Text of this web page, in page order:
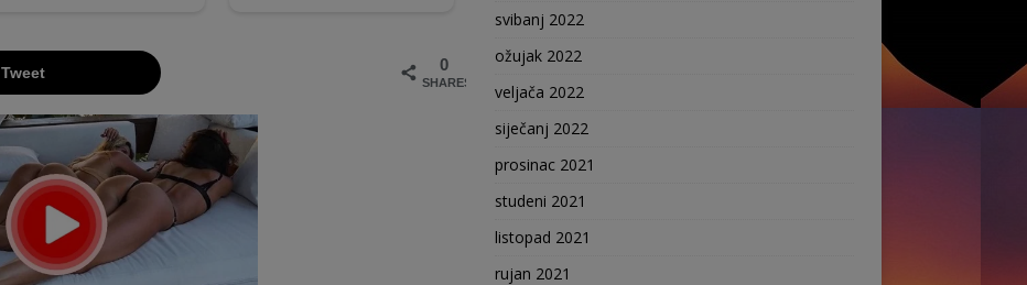
0
SHARES
Tweet
svibanj 2022
ožujak 2022
veljača 2022
siječanj 2022
prosinac 2021
studeni 2021
listopad 2021
rujan 2021